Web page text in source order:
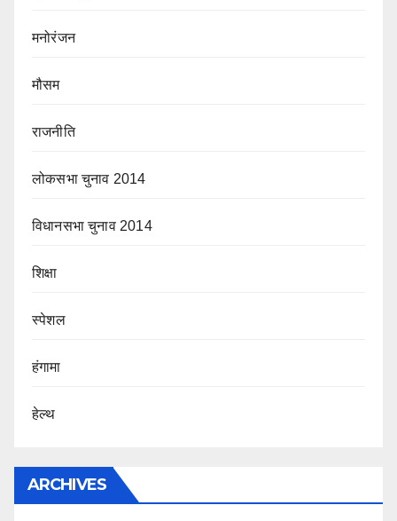
मनोरंजन
मौसम
राजनीति
लोकसभा चुनाव 2014
विधानसभा चुनाव 2014
शिक्षा
स्पेशल
हंगामा
हेल्थ
ARCHIVES